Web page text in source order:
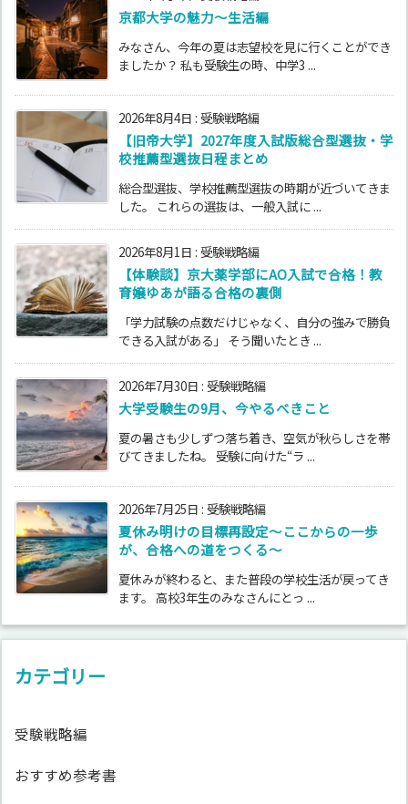
京都大学の魅力～生活編
みなさん、今年の夏は志望校を見に行くことができ
ましたか？ 私も受験生の時、中学3 ...
2026年8月4日 : 受験戦略編
【旧帝大学】2027年度入試版総合型選抜・学
校推薦型選抜日程まとめ
総合型選抜、学校推薦型選抜の時期が近づいてきま
した。 これらの選抜は、一般入試に ...
2026年8月1日 : 受験戦略編
【体験談】京大薬学部にAO入試で合格！教
育嬢ゆあが語る合格の裏側
「学力試験の点数だけじゃなく、自分の強みで勝負
できる入試がある」 そう聞いたとき ...
2026年7月30日 : 受験戦略編
大学受験生の9月、今やるべきこと
夏の暑さも少しずつ落ち着き、空気が秋らしさを帯
びてきましたね。 受験に向けた“ラ ...
2026年7月25日 : 受験戦略編
夏休み明けの目標再設定〜ここからの一歩
が、合格への道をつくる〜
夏休みが終わると、また普段の学校生活が戻ってき
ます。 高校3年生のみなさんにとっ ...
カテゴリー
受験戦略編
おすすめ参考書